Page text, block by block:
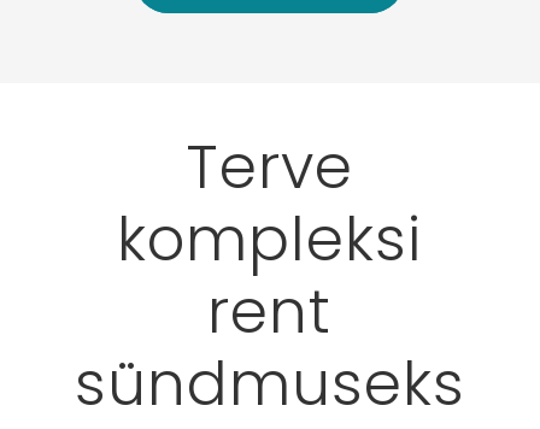
Terve
kompleksi
rent
sündmuseks